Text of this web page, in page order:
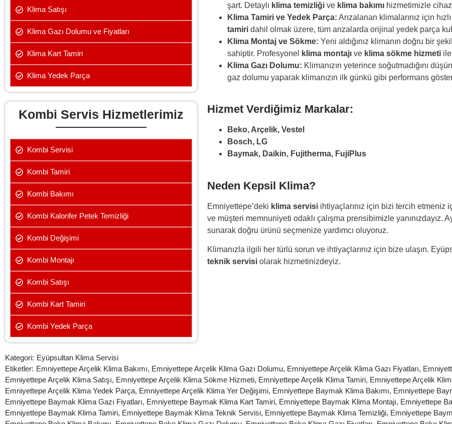
Klima Satışı
Klima Gazı Dolumu ve Fiyatları
Klima Kart Tamiri
Klima Yedek Parça
Kombi Servis Hizmetlerimiz
Kombi Servisi
Kombi Tamiri
Kombi Bakımı
Kombi Kalorifer Petek Temizliği
Kombi Değişimi
Kombi Montajı
Kombi Satışı
Kombi Kart Tamiri
Kombi Yedek Parça
şart. Detaylı klima temizliği ve klima bakımı hizmetimizle
Klima Tamiri ve Yedek Parça: Arızalanan klimalarınız için
tamiri dahil olmak üzere, tüm arızalarda orijinal yedek parça
Klima Montaj ve Sökme: Yeni aldığınız klimanın doğru bir
sahiptir. Profesyonel
klima montajı ve klima sökme hizmeti
Klima Gazı Dolumu: Klimanızın yeterince soğutmadığını
gaz dolumu yaparak klimanızın ilk günkü gibi performans
Hizmet Verdiğimiz Markalar:
Beko, Arçelik, Vestel
Bosch, LG
Baymak, Daikin, Fujitherma, FujiPlus
Neden Kepsil Klima?
Emniyettepe’deki klima servisi ihtiyaçlarınız için bizi tercih etmeniz
ve müşteri memnuniyeti odaklı çalışma prensibimizle yanınızdayız.
sunarak doğru ürünü seçmenize yardımcı oluyoruz.
Klimanızla ilgili her türlü sorun ve ihtiyaçlarınız için bize ulaşın.
teknik servisi olarak hizmetinizdeyiz.
Kategori: Eyüpsultan Klima Servisi
Etiketler: Emniyettepe Arçelik Klima Bakımı, Emniyettepe Arçelik Klima Gazı Dolumu, Emniyettepe Arçelik Klima Gazı Fiyatları,
Emniyettepe Arçelik Klima Satışı, Emniyettepe Arçelik Klima Sökme Hizmeti, Emniyettepe Arçelik Klima Tamiri, Emniyettepe Arçelik
Emniyettepe Arçelik Klima Yedek Parça, Emniyettepe Arçelik Klima Yer Değişimi, Emniyettepe Baymak Klima Bakımı, Emniyettepe
Emniyettepe Baymak Klima Gazı Fiyatları, Emniyettepe Baymak Klima Kart Tamiri, Emniyettepe Baymak Klima Montajı, Emniyettepe
Emniyettepe Baymak Klima Tamiri, Emniyettepe Baymak Klima Teknik Servisi, Emniyettepe Baymak Klima Temizliği, Emniyettepe